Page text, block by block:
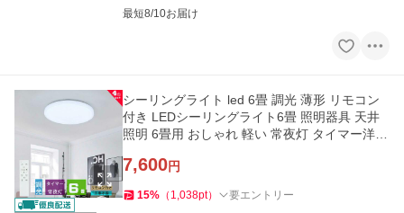
最短8/10お届け
シーリングライト led 6畳 調光 薄形 リモコン
付き LEDシーリングライト6畳 照明器具 天井
照明 6畳用 おしゃれ 軽い 常夜灯 タイマー洋室
7,600円
15% （ 1,038pt） 要エントリー